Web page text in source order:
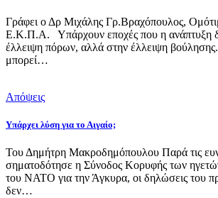
Γράφει ο Δρ Μιχάλης Γρ.Βραχόπουλος,
Ε.Κ.Π.Α. Υπάρχουν εποχές που η ανάπτυξη
έλλειψη πόρων, αλλά στην έλλειψη
μπορεί…
Απόψεις
Υπάρχει λύση για το Αιγαίο;
Του Δημήτρη Μακροδημόπουλου Παρά τις
σηματοδότησε η Σύνοδος Κορυφής των
του ΝΑΤΟ για την Άγκυρα, οι δηλώσεις του
δεν…